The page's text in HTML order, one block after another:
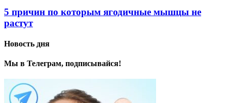
5 причин по которым ягодичные мышцы не
растут
Новость дня
Мы в Телеграм, подписывайся!